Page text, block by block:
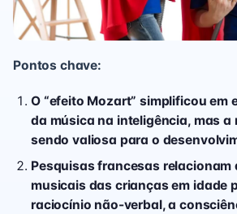
Pontos chave:
O “efeito Mozart” simplificou em
da música na inteligência, mas a
sendo valiosa para o
Pesquisas francesas relacionam
musicais das crianças em idade
raciocínio não-verbal, a